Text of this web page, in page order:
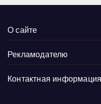
О сайте
Рекламодателю
Контактная информация